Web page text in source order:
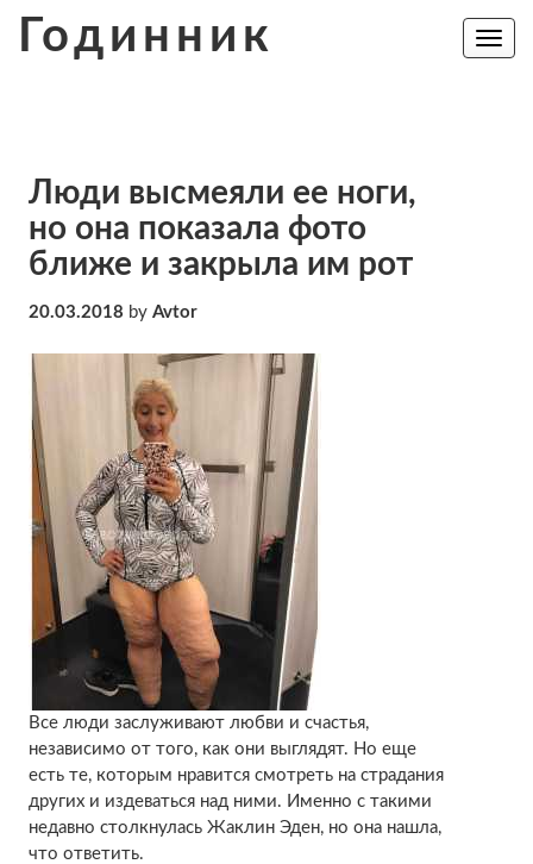
Годинник
Toggle
Люди высмеяли ее ноги,
но она показала фото
ближе и закрыла им рот
20.03.2018 by Avtor
Все люди заслуживают любви и счастья,
независимо от того, как они выглядят. Но еще
есть те, которым нравится смотреть на страдания
других и издеваться над ними. Именно с такими
недавно столкнулась Жаклин Эден, но она нашла,
что ответить.